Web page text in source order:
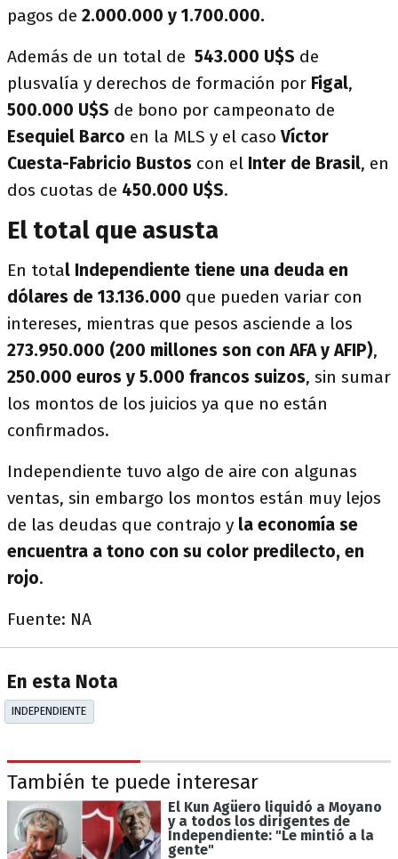
pagos de 2.000.000 y 1.700.000.
Además de un total de 543.000 U$S de
plusvalía y derechos de formación por Figal,
500.000 U$S de bono por campeonato de
Esequiel Barco en la MLS y el casoVíctor
Cuesta-Fabricio Bustos con el Inter de Brasil, en
dos cuotas de 450.000 U$S.
El total que asusta
En total Independiente tiene una deuda en
dólares de 13.136.000 que pueden variar con
intereses, mientras que pesos asciende a los
273.950.000 (200 millones son con AFA y AFIP),
250.000 euros y 5.000 francos suizos, sin sumar
los montos de los juicios ya que no están
confirmados.
Independiente tuvo algo de aire con algunas
ventas, sin embargo los montos están muy lejos
de las deudas que contrajo y la economía se
encuentra a tono con su color predilecto, en
rojo.
Fuente: NA
En esta Nota
INDEPENDIENTE
También te puede interesar
El Kun Agüero liquidó a Moyano
y a todos los dirigentes de
Independiente: "Le mintió a la
gente"